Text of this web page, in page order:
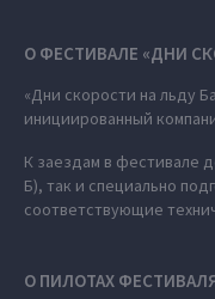
О ФЕСТИВАЛЕ «ДНИ
«Дни скорости на льду
инициированный
К заездам в фестивале
Б), так и специально
соответствующие
О ПИЛОТАХ